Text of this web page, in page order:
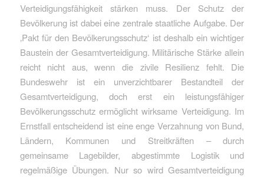
Verteidigungsfähigkeit stärken muss. Der Schutz der
Bevölkerung ist dabei eine zentrale staatliche Aufgabe. Der
‚Pakt für den Bevölkerungsschutz‘ ist deshalb ein wichtiger
Baustein der Gesamtverteidigung. Militärische Stärke allein
reicht nicht aus, wenn die zivile Resilienz fehlt. Die
Bundeswehr ist ein unverzichtbarer Bestandteil der
Gesamtverteidigung, doch erst ein leistungsfähiger
Bevölkerungsschutz ermöglicht wirksame Verteidigung. Im
Ernstfall entscheidend ist eine enge Verzahnung von Bund,
Ländern, Kommunen und Streitkräften – durch
gemeinsame Lagebilder, abgestimmte Logistik und
regelmäßige Übungen. Nur so wird Gesamtverteidigung